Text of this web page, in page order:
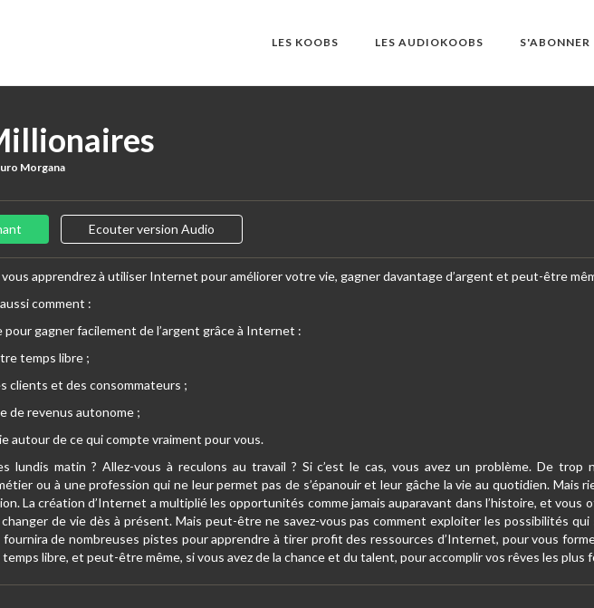
LES KOOBS LES AUDIOKOOBS S'ABONNER
Morgana
Ecouter version Audio
vous apprendrez à utiliser Internet pour améliorer votre vie, gagner davantage d’argent et peut-être
comment :
pour gagner facilement de l’argent grâce à Internet :
temps libre ;
clients et des consommateurs ;
de revenus autonome ;
autour de ce qui compte vraiment pour vous.
lundis matin ? Allez-vous à reculons au travail ? Si c’est le cas, vous avez un problème. De trop
ou à une profession qui ne leur permet pas de s’épanouir et leur gâche la vie au quotidien. Mais
La création d’Internet a multiplié les opportunités comme jamais auparavant dans l’histoire, et vous
de vie dès à présent. Mais peut-être ne savez-vous pas comment exploiter les possibilités qui
fournira de nombreuses pistes pour apprendre à tirer profit des ressources d’Internet, pour vous
temps libre, et peut-être même, si vous avez de la chance et du talent, pour accomplir vos rêves les plus